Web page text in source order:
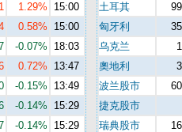
1.29%
15:00
0.58%
15:00
-0.07%
18:03
0.72%
13:47
-0.15%
13:49
-0.14%
15:29
-0.14%
15:29
土耳其
匈牙利
乌克兰
奧地利
波兰股市
捷克股市
瑞典股市